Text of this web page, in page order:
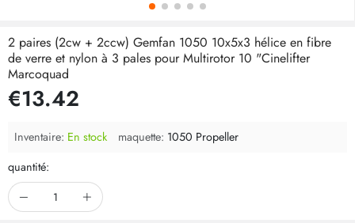
2 paires (2cw + 2ccw) Gemfan 1050 10x5x3 hélice en fibre
de verre et nylon à 3 pales pour Multirotor 10 "Cinelifter
Marcoquad
€13.42
Inventaire: En stock maquette: 1050 Propeller
quantité: